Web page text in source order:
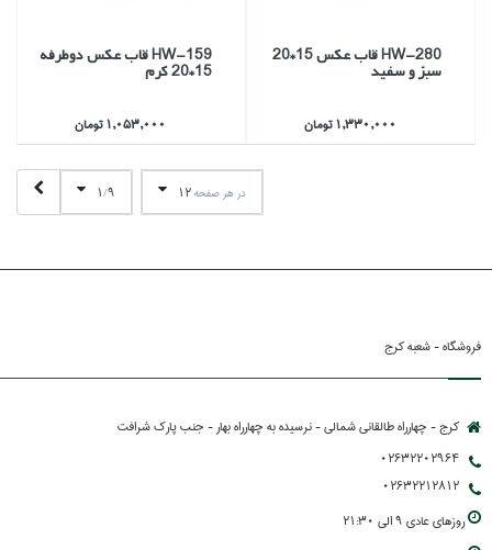
HW-280 قاب عكس 15*20
سبز و سفيد
1,330,000 تومان
HW-159 قاب عكس دوطرفه
15*20 كرم
1,053,000 تومان
در هر صفحه12
1/9
فروشگاه - شعبه کرج
کرج - چهارراه طالقانی شمالی - نرسیده به چهارراه بهار - جنب پارك شرافت
02632202964
02632212812
روزهاي عادي 9 الي 21:30